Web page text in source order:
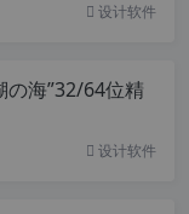
设计软件
の海”32/64位精
设计软件